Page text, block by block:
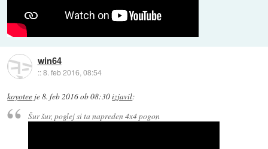
win64
::8. feb 2016, 08:54
koyotee je8. feb 2016 ob 08:30izjavil:
Šur šur, poglej si ta napreden 4x4 pogon